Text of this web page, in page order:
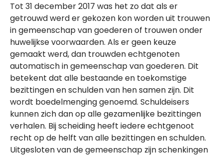
Tot 31 december 2017 was het zo dat als er
getrouwd werd er gekozen kon worden uit trouwen
in gemeenschap van goederen of trouwen onder
huwelijkse voorwaarden. Als er geen keuze
gemaakt werd, dan trouwden echtgenoten
automatisch in gemeenschap van goederen. Dit
betekent dat alle bestaande en toekomstige
bezittingen en schulden van hen samen zijn. Dit
wordt boedelmenging genoemd. Schuldeisers
kunnen zich dan op alle gezamenlijke bezittingen
verhalen. Bij scheiding heeft iedere echtgenoot
recht op de helft van alle bezittingen en schulden.
Uitgesloten van de gemeenschap zijn schenkingen